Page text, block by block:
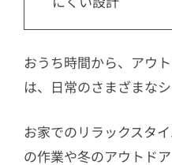
おうち時間から、アウ
は、日常のさまざまな
お家でのリラックスタ
の作業や冬のアウトド